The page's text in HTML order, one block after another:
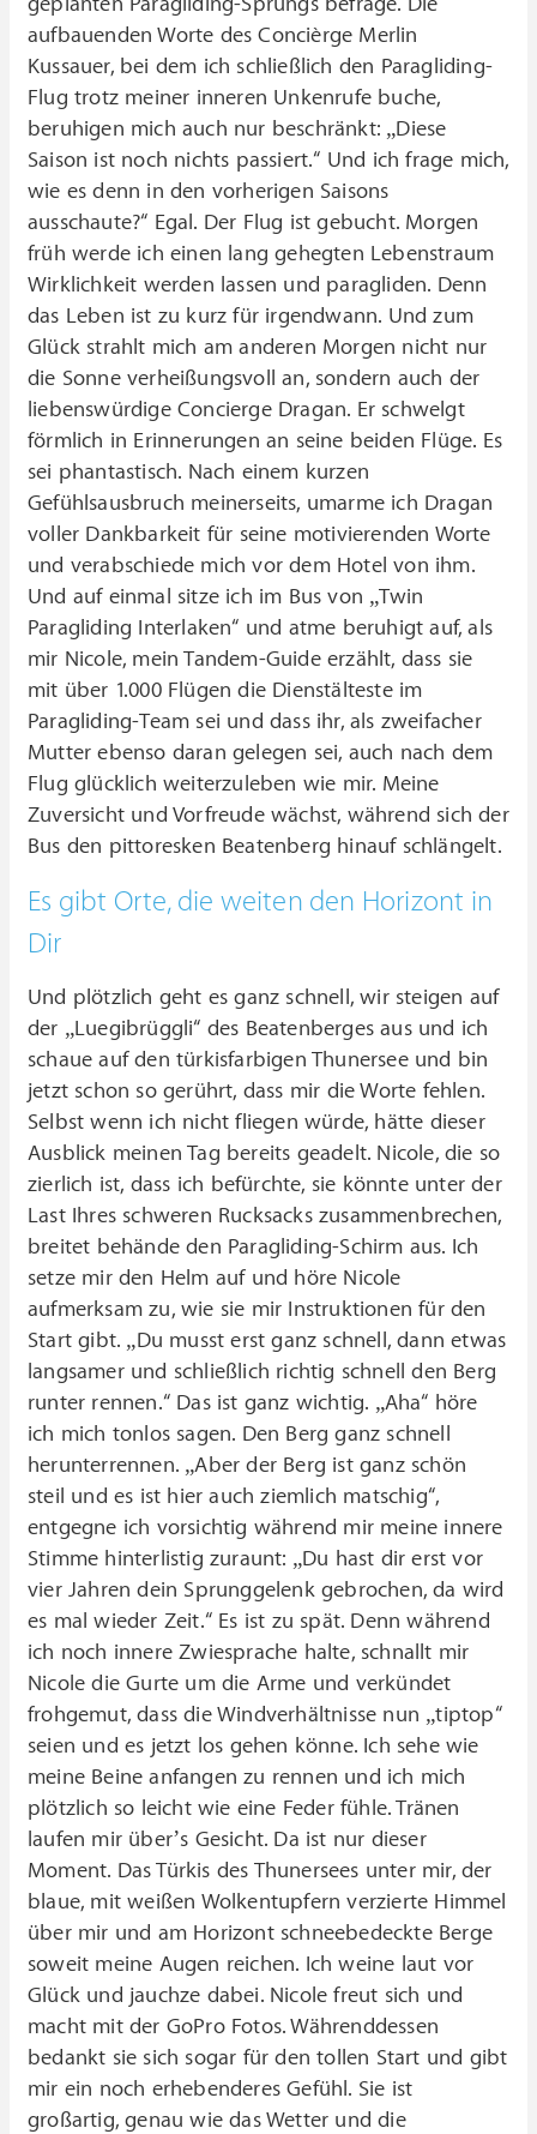
aufbauenden Worte des Concièrge Merlin
Kussauer, bei dem ich schließlich den Paragliding-
Flug trotz meiner inneren Unkenrufe buche,
beruhigen mich auch nur beschränkt: „Diese
Saison ist noch nichts passiert.“ Und ich frage mich,
wie es denn in den vorherigen Saisons
ausschaute?“ Egal. Der Flug ist gebucht. Morgen
früh werde ich einen lang gehegten Lebenstraum
Wirklichkeit werden lassen und paragliden. Denn
das Leben ist zu kurz für irgendwann. Und zum
Glück strahlt mich am anderen Morgen nicht nur
die Sonne verheißungsvoll an, sondern auch der
liebenswürdige Concierge Dragan. Er schwelgt
förmlich in Erinnerungen an seine beiden Flüge. Es
sei phantastisch. Nach einem kurzen
Gefühlsausbruch meinerseits, umarme ich Dragan
voller Dankbarkeit für seine motivierenden Worte
und verabschiede mich vor dem Hotel von ihm.
Und auf einmal sitze ich im Bus von „Twin
Paragliding Interlaken“ und atme beruhigt auf, als
mir Nicole, mein Tandem-Guide erzählt, dass sie
mit über 1.000 Flügen die Dienstälteste im
Paragliding-Team sei und dass ihr, als zweifacher
Mutter ebenso daran gelegen sei, auch nach dem
Flug glücklich weiterzuleben wie mir. Meine
Zuversicht und Vorfreude wächst, während sich der
Bus den pittoresken Beatenberg hinauf schlängelt.
Es gibt Orte, die weiten den Horizont in
Dir
Und plötzlich geht es ganz schnell, wir steigen auf
der „Luegibrüggli“ des Beatenberges aus und ich
schaue auf den türkisfarbigen Thunersee und bin
jetzt schon so gerührt, dass mir die Worte fehlen.
Selbst wenn ich nicht fliegen würde, hätte dieser
Ausblick meinen Tag bereits geadelt. Nicole, die so
zierlich ist, dass ich befürchte, sie könnte unter der
Last Ihres schweren Rucksacks zusammenbrechen,
breitet behände den Paragliding-Schirm aus. Ich
setze mir den Helm auf und höre Nicole
aufmerksam zu, wie sie mir Instruktionen für den
Start gibt. „Du musst erst ganz schnell, dann etwas
langsamer und schließlich richtig schnell den Berg
runter rennen.“ Das ist ganz wichtig. „Aha“ höre
ich mich tonlos sagen. Den Berg ganz schnell
herunterrennen. „Aber der Berg ist ganz schön
steil und es ist hier auch ziemlich matschig“,
entgegne ich vorsichtig während mir meine innere
Stimme hinterlistig zuraunt: „Du hast dir erst vor
vier Jahren dein Sprunggelenk gebrochen, da wird
es mal wieder Zeit.“ Es ist zu spät. Denn während
ich noch innere Zwiesprache halte, schnallt mir
Nicole die Gurte um die Arme und verkündet
frohgemut, dass die Windverhältnisse nun „tiptop“
seien und es jetzt los gehen könne. Ich sehe wie
meine Beine anfangen zu rennen und ich mich
plötzlich so leicht wie eine Feder fühle. Tränen
laufen mir über’s Gesicht. Da ist nur dieser
Moment. Das Türkis des Thunersees unter mir, der
blaue, mit weißen Wolkentupfern verzierte Himmel
über mir und am Horizont schneebedeckte Berge
soweit meine Augen reichen. Ich weine laut vor
Glück und jauchze dabei. Nicole freut sich und
macht mit der GoPro Fotos. Währenddessen
bedankt sie sich sogar für den tollen Start und gibt
mir ein noch erhebenderes Gefühl. Sie ist
großartig, genau wie das Wetter und die